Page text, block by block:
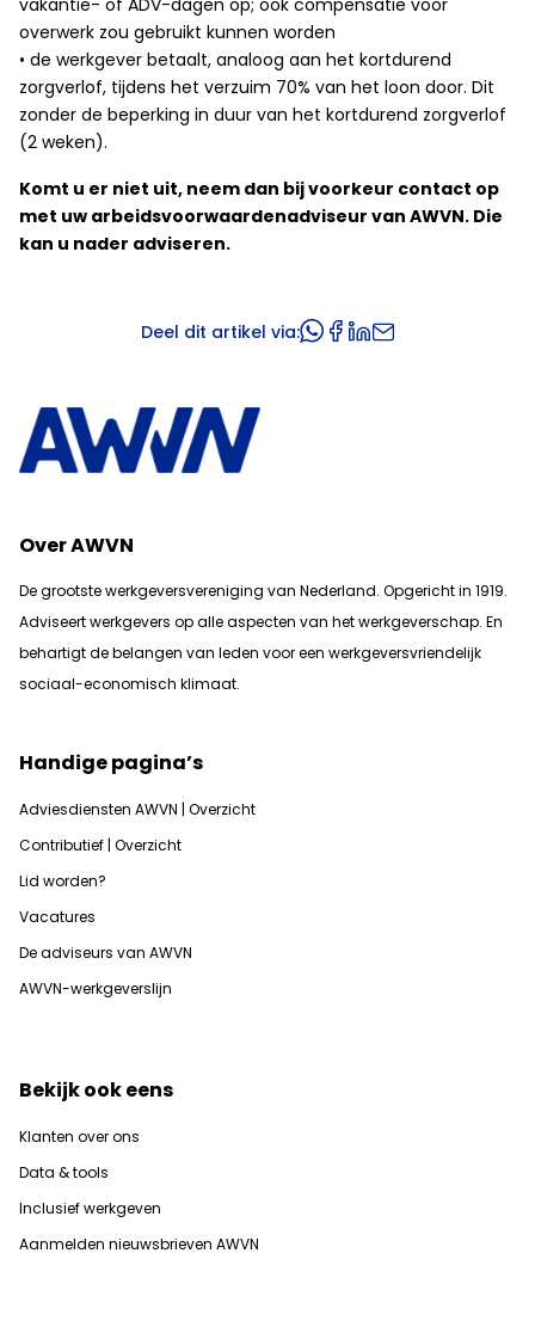
vakantie- of ADV-dagen op; ook compensatie voor
overwerk zou gebruikt kunnen worden
• de werkgever betaalt, analoog aan het kortdurend
zorgverlof, tijdens het verzuim 70% van het loon door. Dit
zonder de beperking in duur van het kortdurend zorgverlof
(2 weken).
Komt u er niet uit, neem dan bij voorkeur contact op
met uw arbeidsvoorwaardenadviseur van AWVN. Die
kan u nader adviseren.
Deel dit artikel via:
Over AWVN
De grootste werkgeversvereniging van Nederland. Opgericht in 1919.
Adviseert werkgevers op alle aspecten van het werkgeverschap. En
behartigt de belangen van leden voor een werkgeversvriendelijk
sociaal-economisch klimaat.
Handige pagina’s
Adviesdiensten AWVN | Overzicht
Contributief | Overzicht
Lid worden?
Vacatures
De adviseurs van AWVN
AWVN-werkgeverslijn
Bekijk ook eens
Klanten over ons
Data & tools
Inclusief werkgeven
Aanmelden nieuwsbrieven AWVN